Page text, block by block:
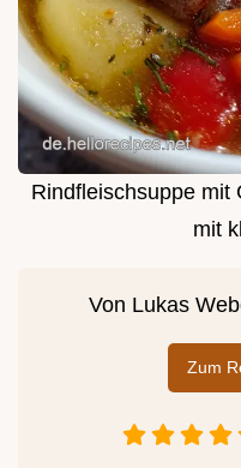
Rindfleischsuppe mit
mit
Von Lukas
Zum